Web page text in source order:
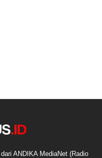
ANDIKA MediaNet (Radio